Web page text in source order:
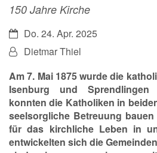
150 Jahre Kirche
Datum:Do. 24. Apr. 2025
Von:Dietmar Thiel
Am 7. Mai 1875 wurde die
Isenburg und Sprendlingen
konnten die Katholiken in
seelsorgliche Betreuung
für das kirchliche Leben in
entwickelten sich die